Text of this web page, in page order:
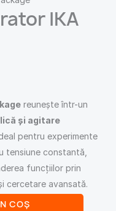
IKA
reunește într-un
și agitare
pentru experimente
tensiune constantă,
funcțiilor prin
cercetare avansată.
COȘ